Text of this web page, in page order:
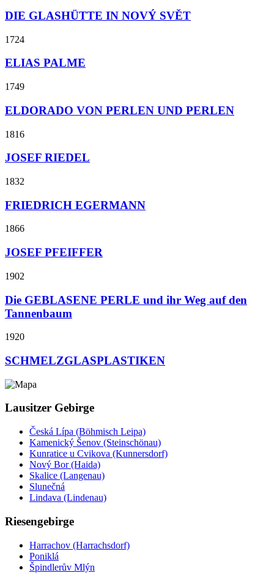
DIE GLASHÜTTE IN NOVÝ SVĚT
1724
ELIAS PALME
1749
ELDORADO VON PERLEN UND PERLEN
1816
JOSEF RIEDEL
1832
FRIEDRICH EGERMANN
1866
JOSEF PFEIFFER
1902
Die GEBLASENE PERLE und ihr Weg auf den
Tannenbaum
1920
SCHMELZGLASPLASTIKEN
Lausitzer Gebirge
Česká Lípa (Böhmisch Leipa)
Kamenický Šenov (Steinschönau)
Kunratice u Cvikova (Kunnersdorf)
Nový Bor (Haida)
Skalice (Langenau)
Slunečná
Lindava (Lindenau)
Riesengebirge
Harrachov (Harrachsdorf)
Poniklá
Špindlerův Mlýn